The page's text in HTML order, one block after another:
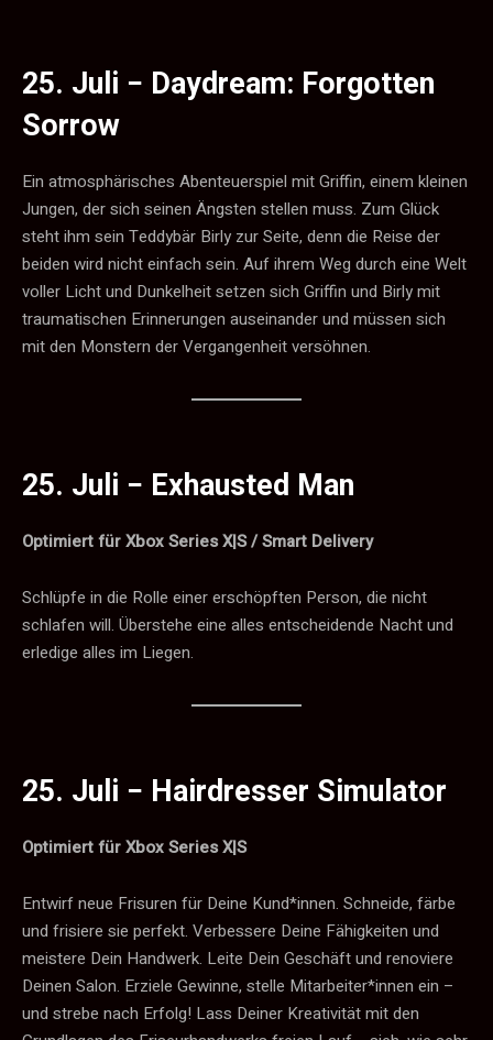
25. Juli − Daydream: Forgotten
Sorrow
Ein atmosphärisches Abenteuerspiel mit Griffin, einem kleinen
Jungen, der sich seinen Ängsten stellen muss. Zum Glück
steht ihm sein Teddybär Birly zur Seite, denn die Reise der
beiden wird nicht einfach sein. Auf ihrem Weg durch eine Welt
voller Licht und Dunkelheit setzen sich Griffin und Birly mit
traumatischen Erinnerungen auseinander und müssen sich
mit den Monstern der Vergangenheit versöhnen.
25. Juli − Exhausted Man
Optimiert für Xbox Series X|S / Smart Delivery
Schlüpfe in die Rolle einer erschöpften Person, die nicht
schlafen will. Überstehe eine alles entscheidende Nacht und
erledige alles im Liegen.
25. Juli − Hairdresser Simulator
Optimiert für Xbox Series X|S
Entwirf neue Frisuren für Deine Kund*innen. Schneide, färbe
und frisiere sie perfekt. Verbessere Deine Fähigkeiten und
meistere Dein Handwerk. Leite Dein Geschäft und renoviere
Deinen Salon. Erziele Gewinne, stelle Mitarbeiter*innen ein –
und strebe nach Erfolg! Lass Deiner Kreativität mit den